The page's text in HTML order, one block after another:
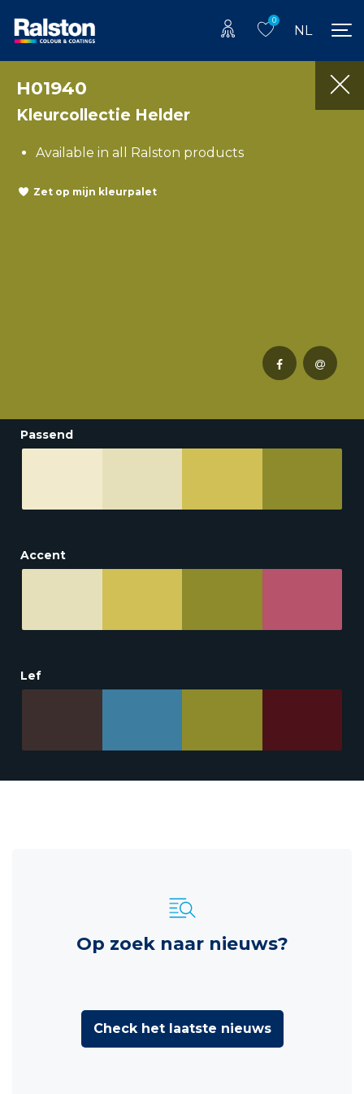
0
NL
H01940
Kleurcollectie Helder
Available in all Ralston products
Zet op mijn kleurpalet
Passend
Accent
Lef
Op zoek naar nieuws?
Check het laatste nieuws